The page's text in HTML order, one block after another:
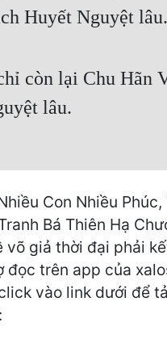
Huyết Nguyệt lâu.
còn lại Chu Hãn
lâu.
Con Nhiều Phúc,
Bá Thiên Hạ
võ giả thời đại phải
đọc trên app của
vào link dưới để